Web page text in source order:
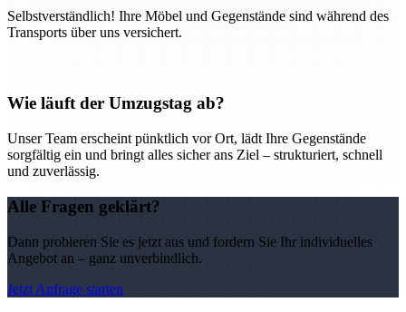
Selbstverständlich! Ihre Möbel und Gegenstände sind während des
Transports über uns versichert.
Wie läuft der Umzugstag ab?
Unser Team erscheint pünktlich vor Ort, lädt Ihre Gegenstände
sorgfältig ein und bringt alles sicher ans Ziel – strukturiert, schnell
und zuverlässig.
Alle Fragen geklärt?
Dann probieren Sie es jetzt aus und fordern Sie Ihr individuelles
Angebot an – ganz unverbindlich.
Jetzt Anfrage starten